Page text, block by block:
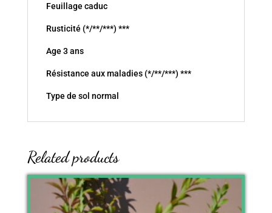
Feuillage caduc
Rusticité (*/**/***) ***
Age 3 ans
Résistance aux maladies (*/**/***) ***
Type de sol normal
Related products